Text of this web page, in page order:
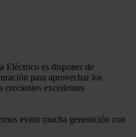
Eléctrico es disponer de
para aprovechar los
excedentes
evitar mucha generación con